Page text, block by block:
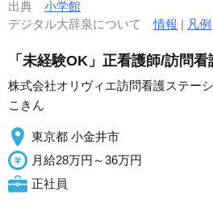
出典 小学館
デジタル大辞泉について情報 | 凡例
「未経験OK」正看護師/訪問
株式会社オリヴィエ訪問看護ステー
こきん
東京都 小金井市
月給28万円～36万円
正社員